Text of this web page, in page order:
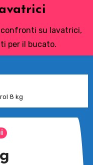
su lavatrici,
per il bucato.
8 kg